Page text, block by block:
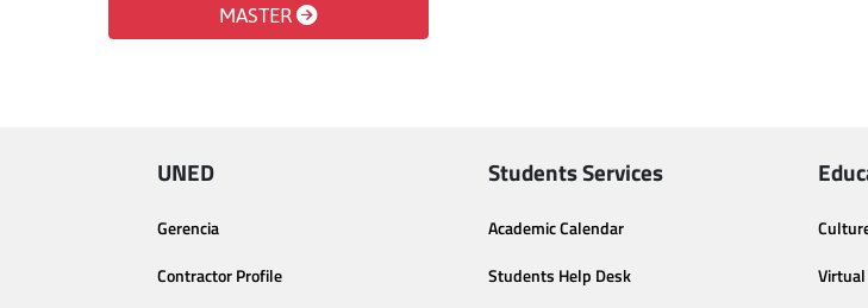
MASTER
UNED
Gerencia
Contractor Profile
Students Services
Academic Calendar
Students Help Desk